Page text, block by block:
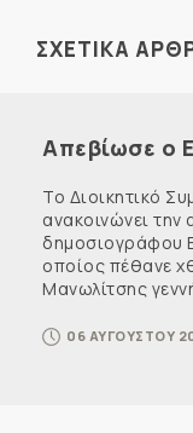
ΣΧΕΤΙΚΑ
Απεβίωσε ο
Το Διοικητικό
ανακοινώνει
δημοσιογράφου
οποίος πέθανε
Μανωλίτσης
06 ΑΥΓΟΥΣΤΟΥ